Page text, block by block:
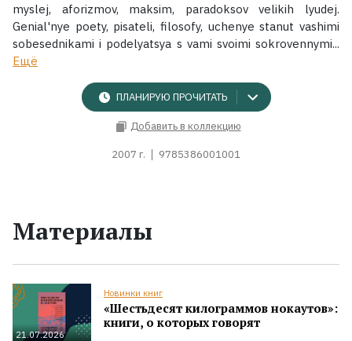
myslej, aforizmov, maksim, paradoksov velikih lyudej.
Genial'nye poety, pisateli, filosofy, uchenye stanut vashimi
sobesednikami i podelyatsya s vami svoimi sokrovennymi...
Ещё
ПЛАНИРУЮ ПРОЧИТАТЬ
Добавить в коллекцию
2007 г. 9785386001001
Материалы
21.07.2026
Новинки книг
«Шестьдесят килограммов нокаутов»:
книги, о которых говорят